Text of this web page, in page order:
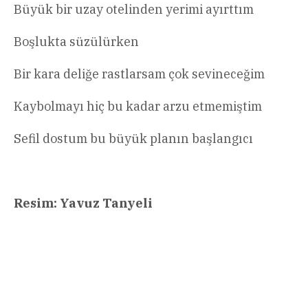
Büyük bir uzay otelinden yerimi ayırttım
Boşlukta süzülürken
Bir kara deliğe rastlarsam çok sevineceğim
Kaybolmayı hiç bu kadar arzu etmemiştim
Sefil dostum bu büyük planın başlangıcı
Resim: Yavuz Tanyeli